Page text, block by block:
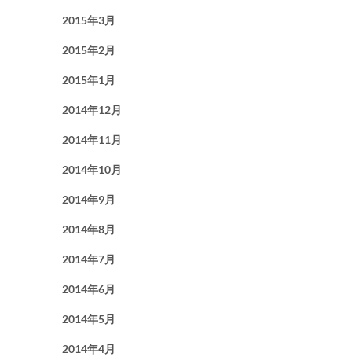
2015年3月
2015年2月
2015年1月
2014年12月
2014年11月
2014年10月
2014年9月
2014年8月
2014年7月
2014年6月
2014年5月
2014年4月